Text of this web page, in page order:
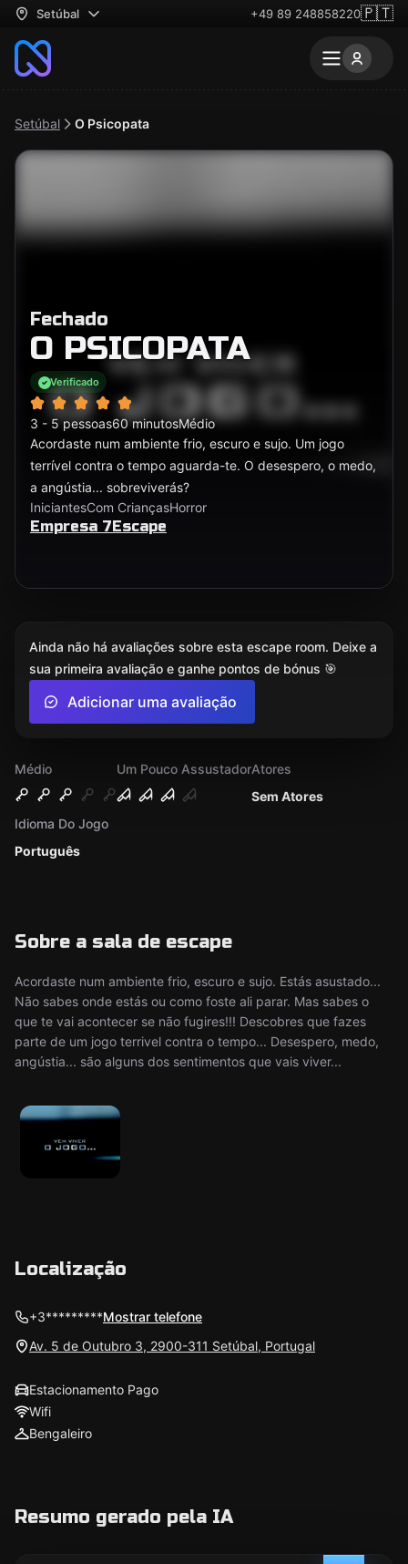
Setúbal +49 89 248858220🇵🇹
Setúbal O Psicopata
Fechado
O PSICOPATA
Verificado
3 - 5 pessoas60 minutosMédio
Acordaste num ambiente frio, escuro e sujo. Um jogo
terrível contra o tempo aguarda-te. O desespero, o medo,
a angústia... sobreviverás?
IniciantesCom CriançasHorror
Empresa 7Escape
Médio
Um Pouco Assustador
Sem Atores
Atores
Português
Idioma Do Jogo
Sobre a sala de escape
Acordaste num ambiente frio, escuro e sujo. Estás asustado...
Não sabes onde estás ou como foste ali parar. Mas sabes o
que te vai acontecer se não fugires!!! Descobres que fazes
parte de um jogo terrivel contra o tempo... Desespero, medo,
angústia... são alguns dos sentimentos que vais viver...
Ainda não há avaliações sobre esta escape room. Deixe a
sua primeira avaliação e ganhe pontos de bónus 🎯
Adicionar uma avaliação
Localização
+3*********Mostrar telefone
Av. 5 de Outubro 3, 2900-311 Setúbal, Portugal
Estacionamento Pago
Wifi
Bengaleiro
Resumo gerado pela IA